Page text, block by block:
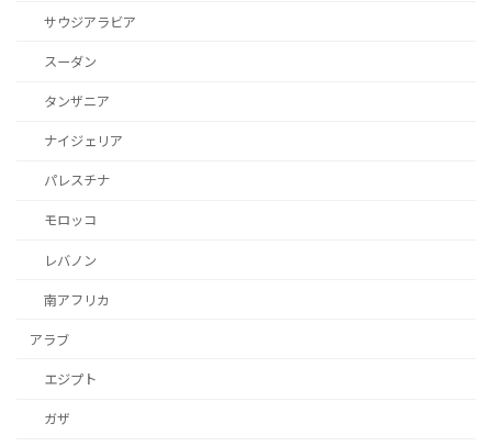
サウジアラビア
スーダン
タンザニア
ナイジェリア
パレスチナ
モロッコ
レバノン
南アフリカ
アラブ
エジプト
ガザ